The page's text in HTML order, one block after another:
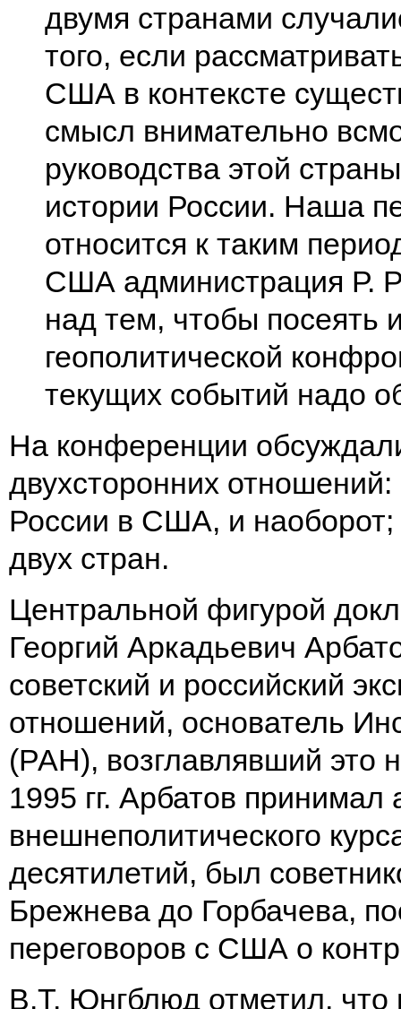
двумя странами
того, если
США в контексте
смысл внимательно
руководства этой
истории России. Наша
относится к таким
США администрация Р.
над тем, чтобы посеять
геополитической
текущих событий надо
На конференции
двухсторонних
России в США, и наоборот;
двух стран.
Центральной фигурой
Георгий Аркадьевич
советский и российский
отношений, основатель
(РАН), возглавлявший это
1995 гг. Арбатов принимал
внешнеполитического
десятилетий, был
Брежнева до Горбачева,
переговоров с США о
В.Т. Юнгблюд отметил,